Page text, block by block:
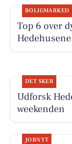
BOLIGMARKED
Top 6 over
DET SKER
Udforsk
weekenden
JOBNYT